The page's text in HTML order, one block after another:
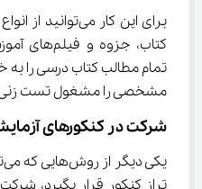
برای این کار
کتاب، جزوه
تمام مطالب کتاب درسی را به
مشخصی را مشغول تست زنی
شرکت در کنکورهای